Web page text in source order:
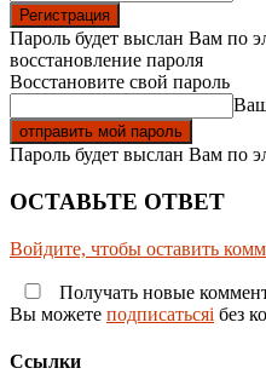
Пароль будет выслан Вам по
восстановление пароля
Восстановите свой пароль
Пароль будет выслан Вам по
ОСТАВЬТЕ ОТВЕТ
Войдите, чтобы оставить
Получать новые
Вы можете подписатьсяi без
Ссылки